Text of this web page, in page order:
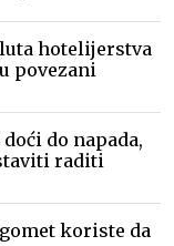
hotelijerstva
povezani
do napada,
raditi
koriste da